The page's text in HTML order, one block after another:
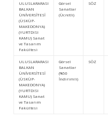
ULUSLARARASI
BALKAN
ÜNİVERSİTESİ
(ÜSKÜP-
MAKEDONYA)
(YURTDISI
KAMU) Sanat
ve Tasarım
Fakültesi
Görsel
Sanatlar
(Ücretli)
SÖZ
ULUSLARARASI
BALKAN
ÜNİVERSİTESİ
(ÜSKÜP-
MAKEDONYA)
(YURTDISI
KAMU) Sanat
ve Tasarım
Fakültesi
Görsel
Sanatlar
(%50
İndirimli)
SÖZ